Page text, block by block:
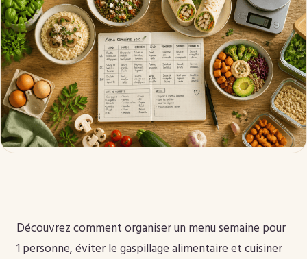
Découvrez comment organiser un menu semaine pour
1 personne, éviter le gaspillage alimentaire et cuisiner